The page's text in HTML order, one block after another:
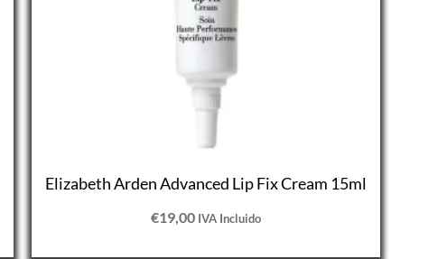
Elizabeth Arden Advanced Lip Fix Cream 15ml
€19,00 IVA Incluido